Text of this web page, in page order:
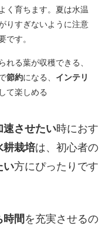
く育ちます。夏は水温
りすぎないように注意
です。
れる葉が収穫できる、
節約になる、 インテリ
て楽しめる
速させたい時におす
耕栽培は、初心者の
い方にぴったりです
時間 を充実させるの